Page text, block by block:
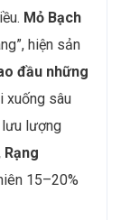
Mỏ Bạch
hiện sản
đầu những
xuống sâu
lưu lượng
Rạng
15–20%